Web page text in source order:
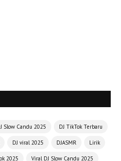
Slow Candu 2025 DJ TikTok Terbaru
DJ viral 2025 DJASMR Lirik
2025 Viral DJ Slow Candu 2025